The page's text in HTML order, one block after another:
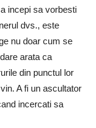
incepi sa vorbesti
dvs., este
nu doar cum se
arata ca
din punctul lor
A fi un ascultator
incercati sa